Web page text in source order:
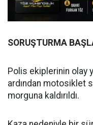
SORUŞTURMA
Polis ekiplerinin olay
ardından motosiklet
morguna kaldırıldı.